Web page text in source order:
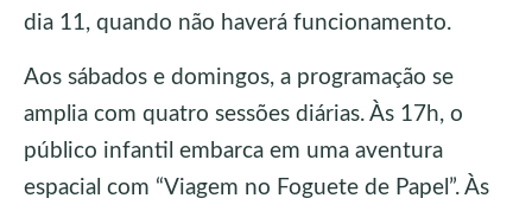
dia 11, quando não haverá funcionamento.
Aos sábados e domingos, a programação se
amplia com quatro sessões diárias. Às 17h, o
público infantil embarca em uma aventura
espacial com “Viagem no Foguete de Papel”. Às